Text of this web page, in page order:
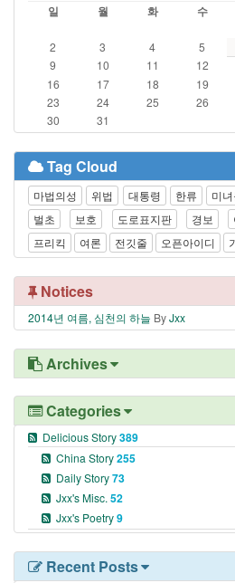
일 월 화 수
2
3 4 5
9
10 11 12
16
17 18 19
23
24 25 26
30
31
Tag Cloud
마법의성 위법 대통령 한류 미
벌초
보호 도로표지판 경보
프리킥
여론 전깃줄 오픈아이디
Notices
2014년 여름, 심천의 하늘 ByJxx
Archives
Categories
Delicious Story389
China Story255
Daily Story73
Jxx's Misc. 52
Jxx's Poetry9
Recent Posts